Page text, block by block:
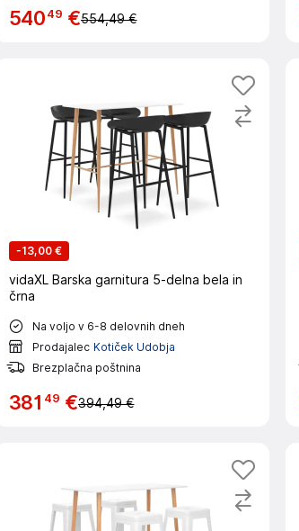
54049 €554,49 €
-13,00 €
vidaXL Barska garnitura 5-delna bela in
črna
Na voljo v 6-8 delovnih dneh
Prodajalec Kotiček Udobja
Brezplačna poštnina
381 49 €394,49 €